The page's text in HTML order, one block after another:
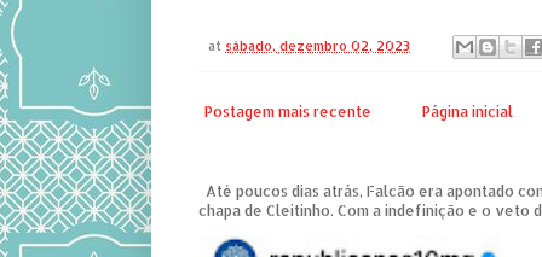
at sábado, dezembro 02, 2023
Postagem mais recente Página inicial
Até poucos dias atrás, Falcão era apontado
chapa de Cleitinho. Com a indefinição e o veto